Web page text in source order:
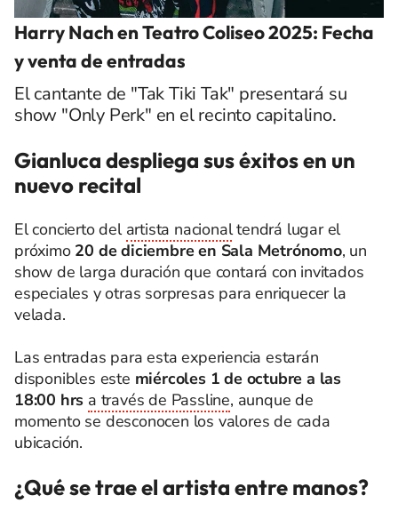
Harry Nach en Teatro Coliseo 2025: Fecha
y venta de entradas
El cantante de "Tak Tiki Tak" presentará su
show "Only Perk" en el recinto capitalino.
Gianluca despliega sus éxitos en un
nuevo recital
El concierto del artista nacionaltendrá lugar el
próximo 20 de diciembre en Sala Metrónomo, un
show de larga duración que contará con invitados
especiales y otras sorpresas para enriquecer la
velada.
Las entradas para esta experiencia estarán
disponibles este miércoles 1 de octubre a las
18:00 hrs a través de Passline, aunque de
momento se desconocen los valores de cada
ubicación.
¿Qué se trae el artista entre manos?